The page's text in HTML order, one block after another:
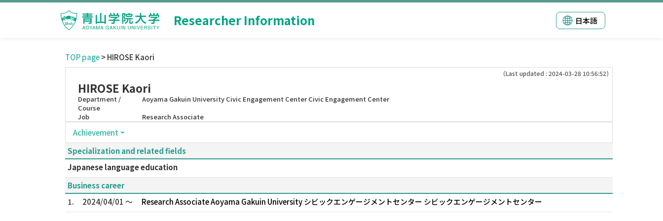
Researcher Information 日本語
TOP page> HIROSE Kaori
（Last updated : 2024-03-28 10:56:52）
HIROSE Kaori
Department /
Course
Aoyama Gakuin University Civic Engagement Center Civic Engagement Center
Job
Research Associate
Achievement
Specialization and related fields
Japanese language education
Business career
1.
2024/04/01 ～ Research Associate Aoyama Gakuin University シビックエンゲージメントセンター シビックエンゲージメントセンター